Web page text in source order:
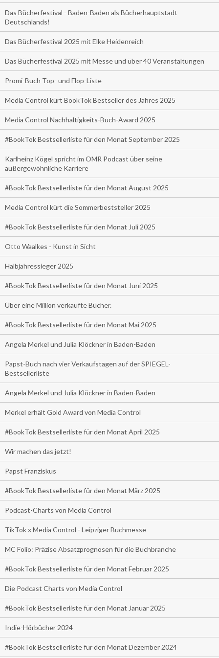
Das Bücherfestival - Baden-Baden als Bücherhauptstadt
Deutschlands!
Das Bücherfestival 2025 mit Elke Heidenreich
Das Bücherfestival 2025 mit Messe und über 40 Veranstaltungen
Promi-Buch Top- und Flop-Liste
Media Control kürt BookTok Bestseller des Jahres 2025
Media Control Nachhaltigkeits-Buch-Award 2025
#BookTok Bestsellerliste für den Monat September 2025
Karlheinz Kögel spricht im OMR Podcast über seine
außergewöhnliche Karriere
#BookTok Bestsellerliste für den Monat August 2025
Media Control kürt die Sommerbeststeller 2025
#BookTok Bestsellerliste für den Monat Juli 2025
Otto Waalkes - Kunst in Sicht
Halbjahressieger 2025
#BookTok Bestsellerliste für den Monat Juni 2025
Über eine Million verkaufte Bücher.
#BookTok Bestsellerliste für den Monat Mai 2025
Angela Merkel und Julia Klöckner in Baden-Baden
Papst-Buch nach vier Verkaufstagen auf der SPIEGEL-
Bestsellerliste
Angela Merkel und Julia Klöckner in Baden-Baden
Merkel erhält Gold Award von Media Control
#BookTok Bestsellerliste für den Monat April 2025
Wir machen das jetzt!
Papst Franziskus
#BookTok Bestsellerliste für den Monat März 2025
Podcast-Charts von Media Control
TikTok x Media Control - Leipziger Buchmesse
MC Folio: Präzise Absatzprognosen für die Buchbranche
#BookTok Bestsellerliste für den Monat Februar 2025
Die Podcast Charts von Media Control
#BookTok Bestsellerliste für den Monat Januar 2025
Indie-Hörbücher 2024
#BookTok Bestsellerliste für den Monat Dezember 2024